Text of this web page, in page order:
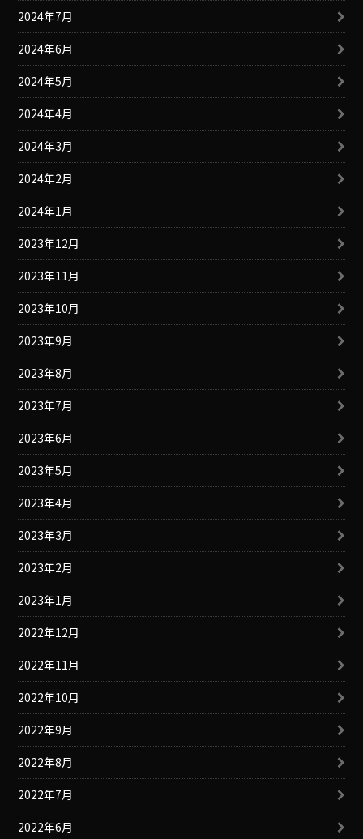
2024年7月
2024年6月
2024年5月
2024年4月
2024年3月
2024年2月
2024年1月
2023年12月
2023年11月
2023年10月
2023年9月
2023年8月
2023年7月
2023年6月
2023年5月
2023年4月
2023年3月
2023年2月
2023年1月
2022年12月
2022年11月
2022年10月
2022年9月
2022年8月
2022年7月
2022年6月